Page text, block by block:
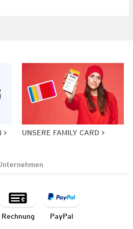
UNSERE FAMILY CARD
Rechnung PayPal